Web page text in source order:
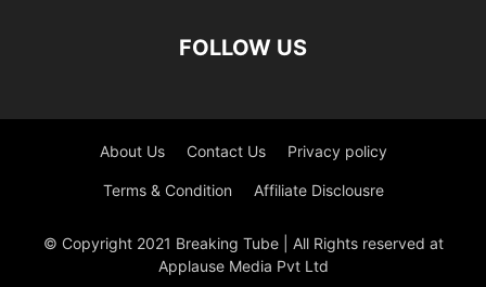
FOLLOW US
About Us Contact Us Privacy policy
Terms & Condition Affiliate Disclousre
© Copyright 2021 Breaking Tube | All Rights reserved at
Applause Media Pvt Ltd